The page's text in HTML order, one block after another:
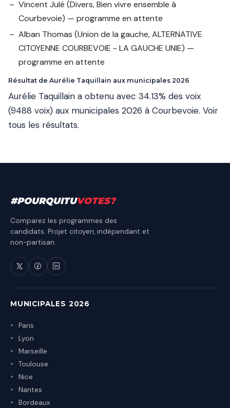
Vincent Julé (Divers, Bien vivre ensemble à
Courbevoie) — programme en attente
Alban Thomas (Union de la gauche, ALTERNATIVE
CITOYENNE COURBEVOIE - LA GAUCHE UNIE) —
programme en attente
Résultat de Aurélie Taquillain aux municipales 2026
Aurélie Taquillain a obtenu avec 34.13% des voix
(9488 voix) aux municipales 2026 à Courbevoie. Voir
tous les résultats.
#POURQUITUVOTES?
Comparez les programmes des
candidats. Projet citoyen, indépendant et
non-partisan.
MUNICIPALES 2026
Paris
Lyon
Marseille
Toulouse
Nice
Nantes
Bordeaux